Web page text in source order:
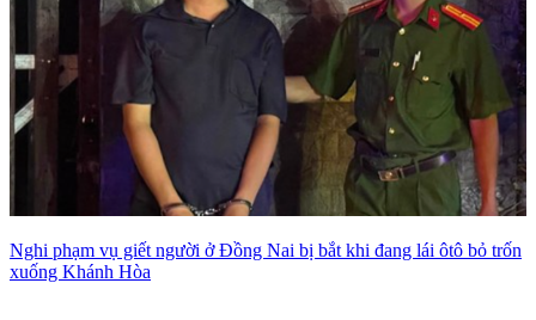
Nghi phạm vụ giết người ở Đồng Nai bị bắt khi đang lái ôtô bỏ trốn
xuống Khánh Hòa